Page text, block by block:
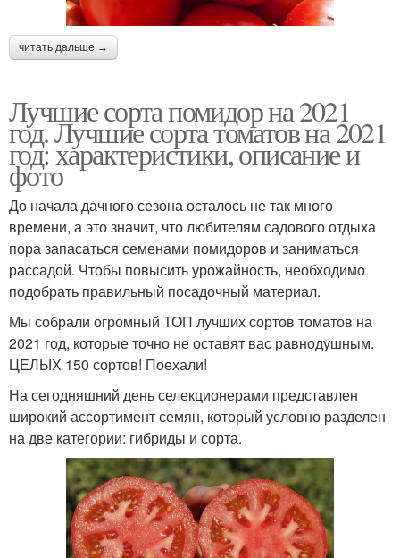
читать дальше →
Лучшие сорта помидор на 2021
год. Лучшие сорта томатов на 2021
год: характеристики, описание и
фото
До начала дачного сезона осталось не так много
времени, а это значит, что любителям садового отдыха
пора запасаться семенами помидоров и заниматься
рассадой. Чтобы повысить урожайность, необходимо
подобрать правильный посадочный материал.
Мы собрали огромный ТОП лучших сортов томатов на
2021 год, которые точно не оставят вас равнодушным.
ЦЕЛЫХ 150 сортов! Поехали!
На сегодняшний день селекционерами представлен
широкий ассортимент семян, который условно разделен
на две категории: гибриды и сорта.